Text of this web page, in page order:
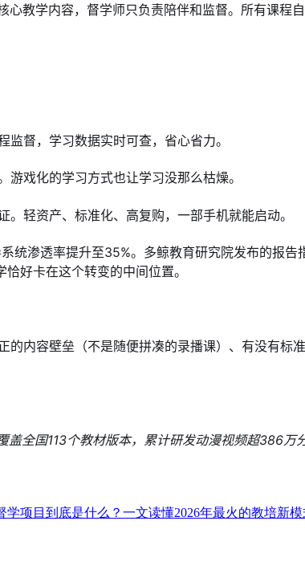
教学内容，督学师只负责陪伴和监督。所有课
督，学习数据实时可查，省心省力。
戏化的学习方式也让学习没那么枯燥。
轻资产、标准化、高复购，一部手机就能启动。
统渗透率提升至35%。多鲸教育研究院发布的报
好卡在这个转变的中间位置。
内容壁垒（不是随便拼凑的录播课）、有没有标
全国113个教材版本，累计研发动漫视频超386
学项目到底是什么？一文读懂2026年最火的教培新